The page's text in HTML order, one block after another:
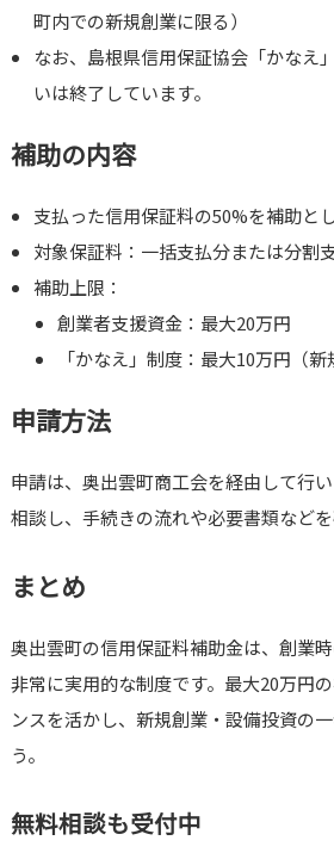
町内での新規創業に限る）
なお、島根県信用保証協会「かなえ
いは終了しています。
補助の内容
支払った信用保証料の50%を補助と
対象保証料：一括支払分または分割
補助上限：
創業者支援資金：最大20万円
「かなえ」制度：最大10万円（新
申請方法
申請は、奥出雲町商工会を経由して行
相談し、手続きの流れや必要書類などを
まとめ
奥出雲町の信用保証料補助金は、創業
非常に実用的な制度です。最大20万円
ンスを活かし、新規創業・設備投資の
う。
無料相談も受付中